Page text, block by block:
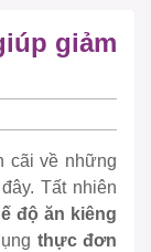
giảm
cãi về những
Tất nhiên
độ ăn kiêng
thực đơn